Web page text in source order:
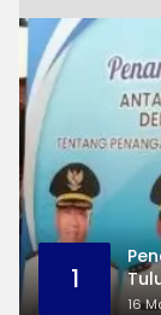
1
16